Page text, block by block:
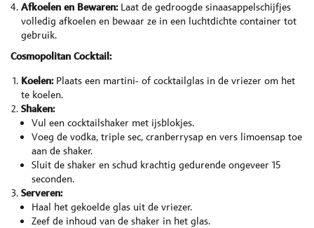
Afkoelen en Bewaren:Laat de gedroogde sinaasappelschijfjes
volledig afkoelen en bewaar ze in een luchtdichte container tot
gebruik.
Cosmopolitan Cocktail:
Koelen:Plaats een martini- of cocktailglas in de vriezer om het
te koelen.
Shaken:
Vul een cocktailshaker met ijsblokjes.
Voeg de vodka, triple sec, cranberrysap en vers limoensap toe
aan de shaker.
Sluit de shaker en schud krachtig gedurende ongeveer 15
seconden.
Serveren:
Haal het gekoelde glas uit de vriezer.
Zeef de inhoud van de shaker in het glas.